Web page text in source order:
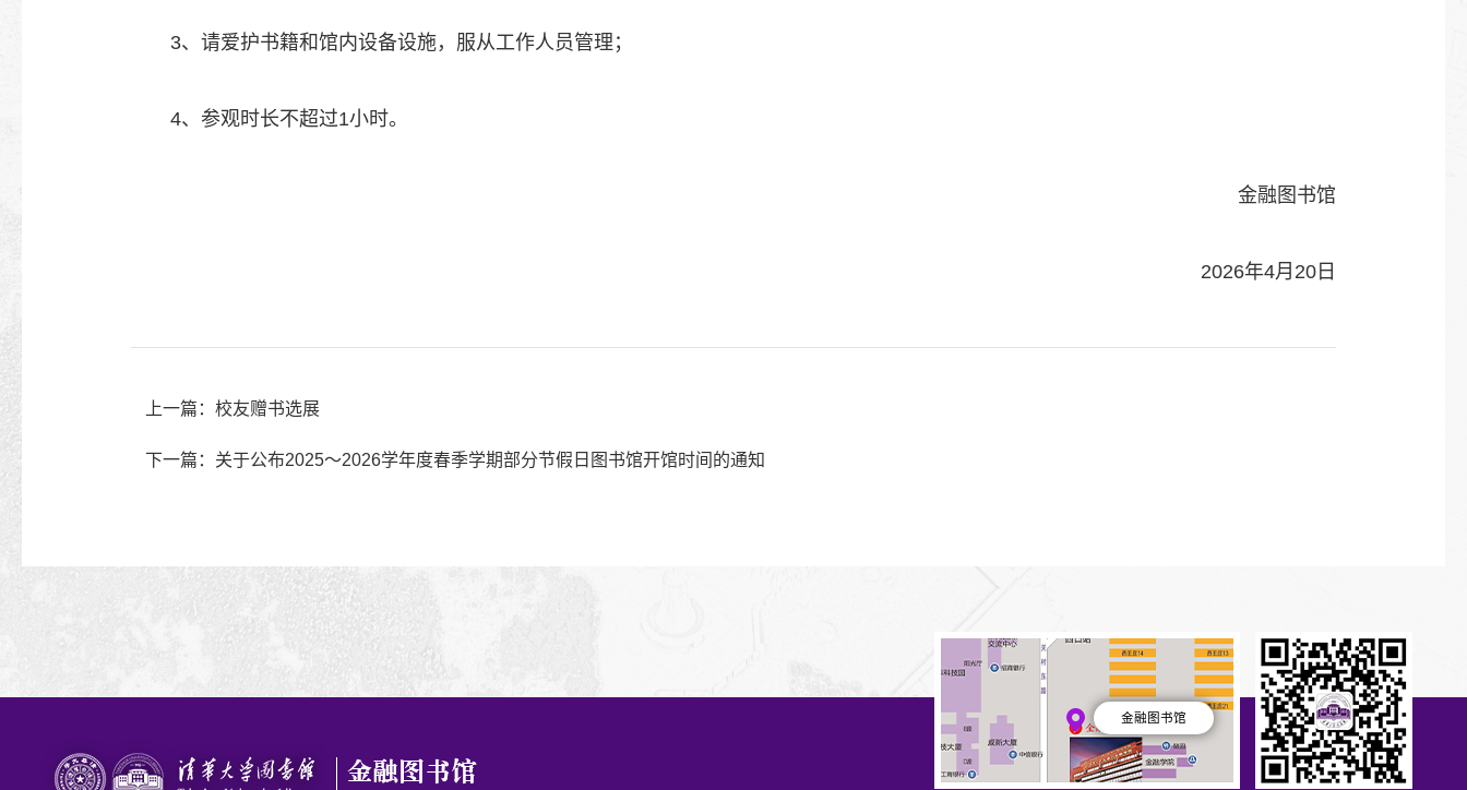
3、请爱护书籍和馆内设备设施，服从工作人员管理；
4、参观时长不超过1小时。
金融图书馆
2026年4月20日
上一篇：校友赠书选展
下一篇：关于公布2025～2026学年度春季学期部分节假日图书馆开馆时间的通知
金融图书馆